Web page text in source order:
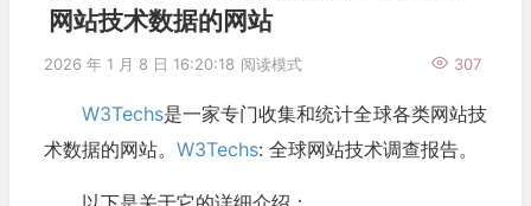
网站技术数据的网站
2026 年 1 月 8 日 16:20:18 307
阅读模式
W3Techs是一家专门收集和统计全球各类网站技
术数据的网站。 W3Techs: 全球网站技术调查报告。